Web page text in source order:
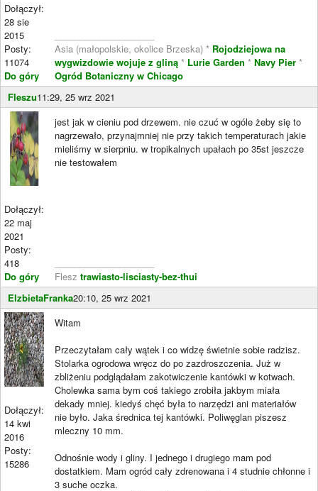
Dołączył:
28 sie
2015
Posty:
11074
Do góry
Asia (małopolskie, okolice Brzeska) * Rojodziejowa na
wygwizdowie wojuje z gliną * Lurie Garden * Navy Pier *
Ogród Botaniczny w Chicago
Fleszu11:29, 25 wrz 2021
Dołączył:
22 maj
2021
Posty:
418
Do góry
jest jak w cieniu pod drzewem. nie czuć w ogóle żeby się to
nagrzewało, przynajmniej nie przy takich temperaturach jakie
mieliśmy w sierpniu. w tropikalnych upałach po 35st jeszcze
nie testowałem
Flesz trawiasto-lisciasty-bez-thui
ElzbietaFranka20:10, 25 wrz 2021
Dołączył:
14 kwi
2016
Posty:
15286
Witam
Przeczytałam cały wątek i co widzę świetnie sobie radzisz.
Stolarka ogrodowa wręcz do po zazdroszczenia. Już w
zbliżeniu podglądałam zakotwiczenie kantówki w kotwach.
Cholewka sama bym coś takiego zrobiła jakbym miała
dekady mniej. kiedyś chęć była to narzędzi ani materiałów
nie było. Jaka średnica tej kantówki. Poliwęglan piszesz
mleczny 10 mm.
Odnośnie wody i gliny. I jednego i drugiego mam pod
dostatkiem. Mam ogród cały zdrenowana i 4 studnie chłonne i
3 suche oczka.